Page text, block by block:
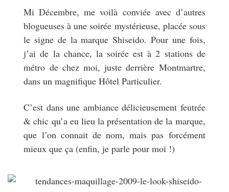
Mi Décembre, me voilà conviée avec d’autres
blogueuses à une soirée mystérieuse, placée sous
le signe de la marque Shiseido. Pour une fois,
j’ai de la chance, la soirée est à 2 stations de
métro de chez moi, juste derrière Montmartre,
dans un magnifique Hôtel Particulier.
C’est dans une ambiance délicieusement feutrée
& chic qu’a eu lieu la présentation de la marque,
que l’on connait de nom, mais pas forcément
mieux que ça (enfin, je parle pour moi !)